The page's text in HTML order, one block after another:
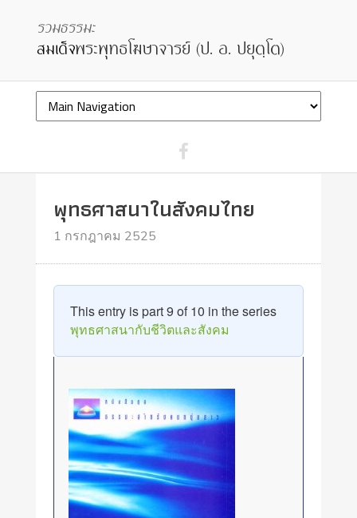
พุทธศาสนาในสังคมไทย
1 กรกฎาคม 2525
This entry is part 9 of 10 in the series
พุทธศาสนากับชีวิตและสังคม